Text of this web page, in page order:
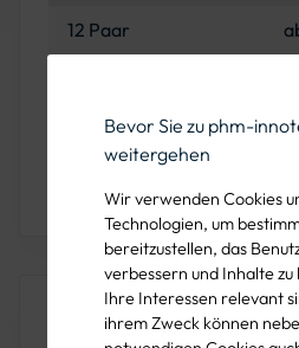
Bevor Sie zu phm-
weitergehen
Wir verwenden Cookies
Technologien, um
bereitzustellen, das
verbessern und Inhalte
Ihre Interessen relevant
ihrem Zweck können
12 Paar
Rufen Sie uns unter der
Dieses Produkt ist auch
Farben verfügbar